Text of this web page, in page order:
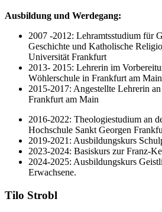
Ausbildung und Werdegang:
2007 -2012: Lehramtsstudium für
Geschichte und Katholische
Universität Frankfurt
2013- 2015: Lehrerin im
Wöhlerschule in Frankfurt am Main
2015-2017: Angestellte Lehrerin
Frankfurt am Main
2016-2022: Theologiestudium an
Hochschule Sankt Georgen
2019-2021: Ausbildungskurs
2023-2024: Basiskurs zur Franz-
2024-2025: Ausbildungskurs
Erwachsene.
Tilo Strobl